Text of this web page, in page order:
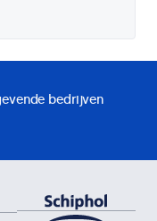
bedrijven